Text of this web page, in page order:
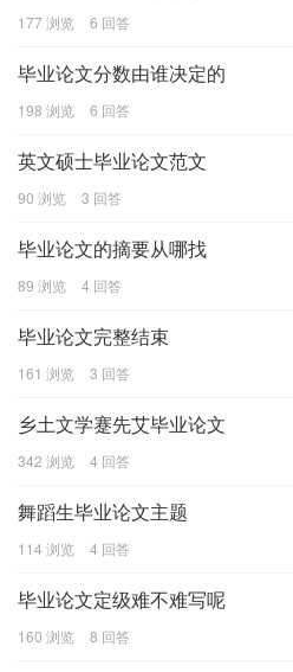
177 浏览 6 回答
毕业论文分数由谁决定的
198 浏览 6 回答
英文硕士毕业论文范文
90 浏览 3 回答
毕业论文的摘要从哪找
89 浏览 4 回答
毕业论文完整结束
161 浏览 3 回答
乡土文学蹇先艾毕业论文
342 浏览 4 回答
舞蹈生毕业论文主题
114 浏览 4 回答
毕业论文定级难不难写呢
160 浏览 8 回答